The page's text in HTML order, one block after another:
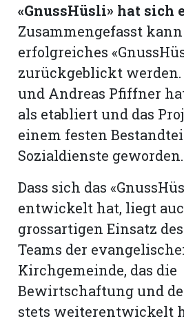
«GnussHüsli» hat sich
Zusammengefasst
erfolgreiches
zurückgeblickt werden.
und Andreas Pfiffner
als etabliert und das
einem festen
Sozialdienste geworden.
Dass sich das
entwickelt hat, liegt
grossartigen Einsatz
Teams der
Kirchgemeinde, das die
Bewirtschaftung und
stets weiterentwickelt